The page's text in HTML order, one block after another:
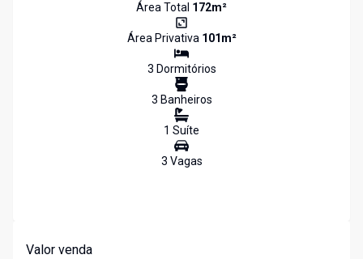
Área Total 172m²
Área Privativa 101m²
3 Dormitórios
3 Banheiros
1 Suíte
3 Vagas
Valor venda